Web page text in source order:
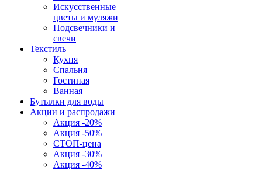
Искусственные
цветы и муляжи
Подсвечники и
свечи
Текстиль
Кухня
Спальня
Гостиная
Ванная
Бутылки для воды
Акции и распродажи
Акция -20%
Акция -50%
СТОП-цена
Акция -30%
Акция -40%